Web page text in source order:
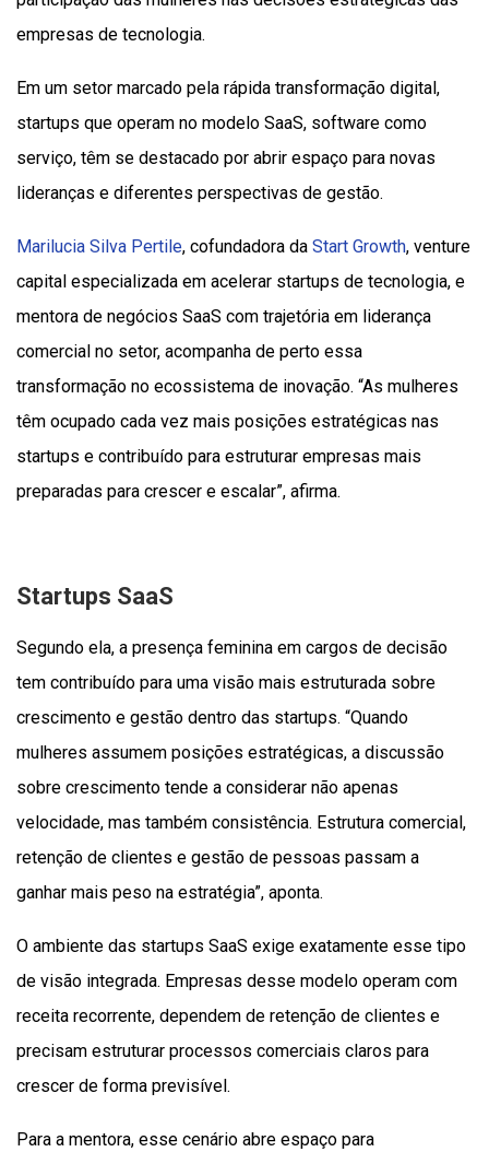
empresas de tecnologia.
Em um setor marcado pela rápida transformação digital,
startups que operam no modelo SaaS, software como
serviço, têm se destacado por abrir espaço para novas
lideranças e diferentes perspectivas de gestão.
Marilucia Silva Pertile, cofundadora da Start Growth, venture
capital especializada em acelerar startups de tecnologia, e
mentora de negócios SaaS com trajetória em liderança
comercial no setor, acompanha de perto essa
transformação no ecossistema de inovação. “As mulheres
têm ocupado cada vez mais posições estratégicas nas
startups e contribuído para estruturar empresas mais
preparadas para crescer e escalar”, afirma.
Startups SaaS
Segundo ela, a presença feminina em cargos de decisão
tem contribuído para uma visão mais estruturada sobre
crescimento e gestão dentro das startups. “Quando
mulheres assumem posições estratégicas, a discussão
sobre crescimento tende a considerar não apenas
velocidade, mas também consistência. Estrutura comercial,
retenção de clientes e gestão de pessoas passam a
ganhar mais peso na estratégia”, aponta.
O ambiente das startups SaaS exige exatamente esse tipo
de visão integrada. Empresas desse modelo operam com
receita recorrente, dependem de retenção de clientes e
precisam estruturar processos comerciais claros para
crescer de forma previsível.
Para a mentora, esse cenário abre espaço para